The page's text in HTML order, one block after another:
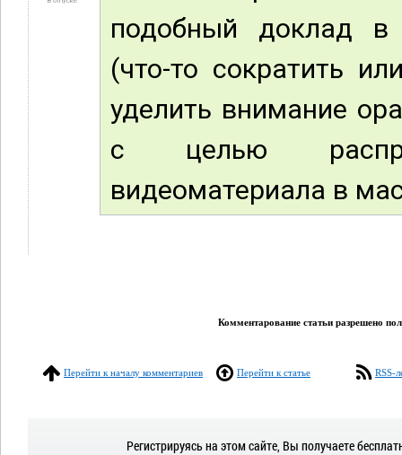
подобный доклад в
(что-то сократить
уделить внимание
с целью
видеоматериала в
Комментарование статьи разрешено
Перейти к началу комментариев Перейти к статье RSS-
Регистрируясь на этом сайте, Вы получаете